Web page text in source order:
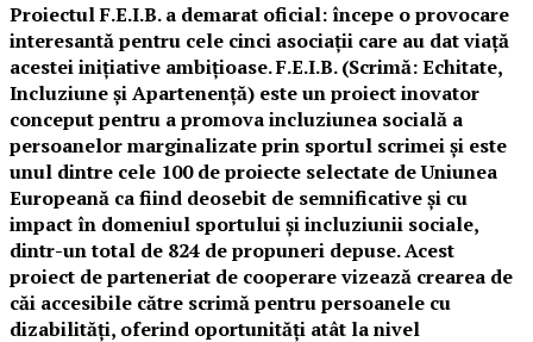
Proiectul F.E.I.B. a demarat oficial: începe o provocare
interesantă pentru cele cinci asociații care au dat viață
acestei inițiative ambițioase. F.E.I.B. (Scrimă: Echitate,
Incluziune și Apartenență) este un proiect inovator
conceput pentru a promova incluziunea socială a
persoanelor marginalizate prin sportul scrimei și este
unul dintre cele 100 de proiecte selectate de Uniunea
Europeană ca fiind deosebit de semnificative și cu
impact în domeniul sportului și incluziunii sociale,
dintr-un total de 824 de propuneri depuse. Acest
proiect de parteneriat de cooperare vizează crearea de
căi accesibile către scrimă pentru persoanele cu
dizabilități, oferind oportunități atât la nivel